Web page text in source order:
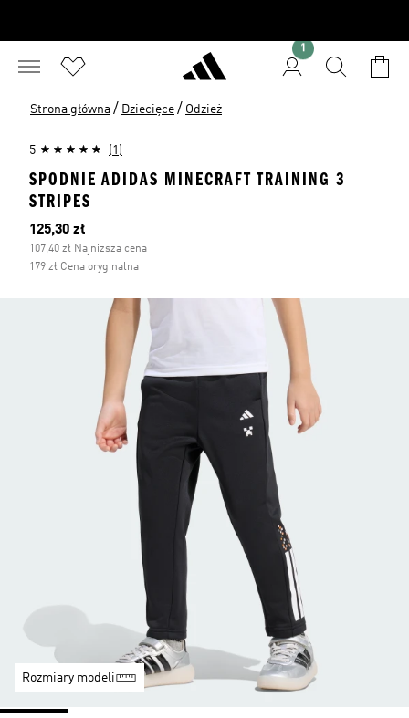
1
Strona główna / Dziecięce / Odzież
5 (1)
SPODNIE ADIDAS MINECRAFT TRAINING 3
STRIPES
Bieżąca cena
125,30 zł
107,40 zł Najniższa cena
179 zł Cena oryginalna
Rozmiary modeli